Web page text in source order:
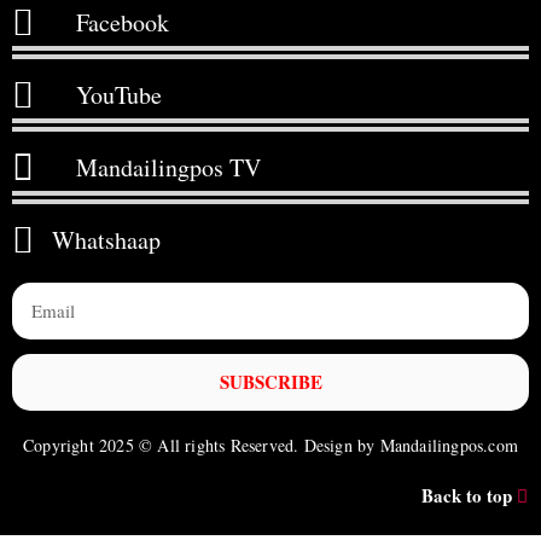
Facebook
YouTube
Mandailingpos TV
Whatshaap
SUBSCRIBE
Copyright 2025 © All rights Reserved. Design by Mandailingpos.com
Back to top